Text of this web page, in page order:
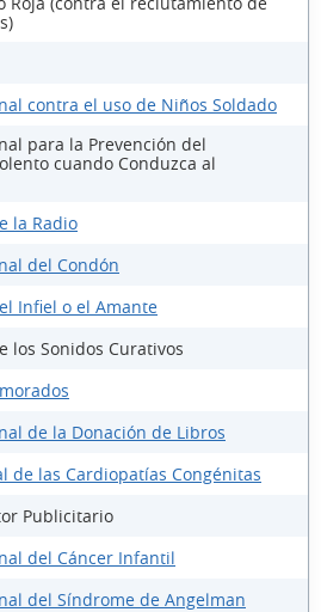
contra el uso de Niños Soldado
para la Prevención del
cuando Conduzca al
la Radio
del Condón
Infiel o el Amante
los Sonidos Curativos
de la Donación de Libros
de las Cardiopatías Congénitas
Publicitario
del Cáncer Infantil
del Síndrome de Angelman